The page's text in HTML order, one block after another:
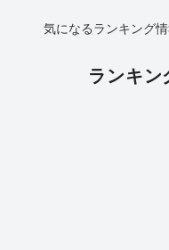
気になるランキング
ランキン